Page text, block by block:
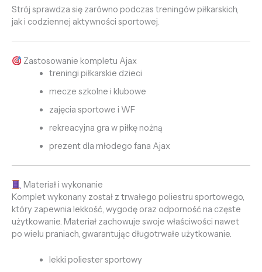
Strój sprawdza się zarówno podczas treningów piłkarskich,
jak i codziennej aktywności sportowej.
Zastosowanie kompletu Ajax
treningi piłkarskie dzieci
mecze szkolne i klubowe
zajęcia sportowe i WF
rekreacyjna gra w piłkę nożną
prezent dla młodego fana Ajax
Materiał i wykonanie
Komplet wykonany został z trwałego poliestru sportowego,
który zapewnia lekkość, wygodę oraz odporność na częste
użytkowanie. Materiał zachowuje swoje właściwości nawet
po wielu praniach, gwarantując długotrwałe użytkowanie.
lekki poliester sportowy